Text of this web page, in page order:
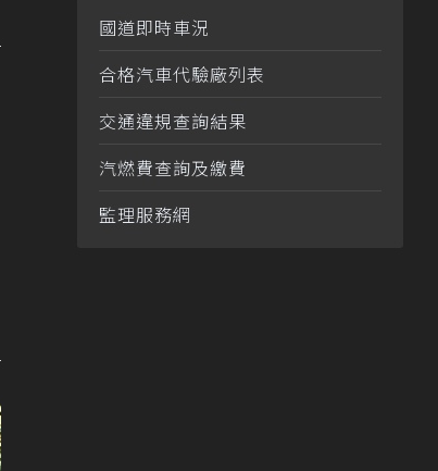
國道即時車況
合格汽車代驗廠列表
交通違規查詢結果
汽燃費查詢及繳費
監理服務網